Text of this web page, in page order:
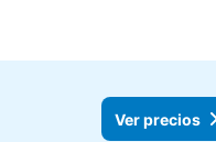
Ver precios